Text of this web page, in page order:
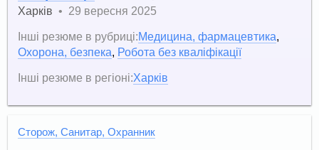
Харків • 29 вересня 2025
Інші резюме в рубриці:Медицина, фармацевтика
Охорона, безпека Робота без кваліфікації
Інші резюме в регіоні:Харків
Сторож, Санитар, Охранник